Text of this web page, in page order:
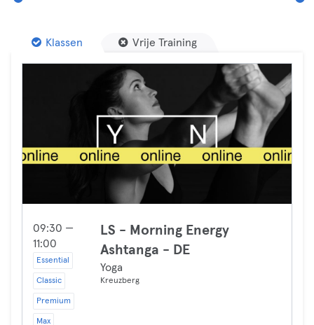
Klassen Vrije Training
09:30 —
11:00
Essential
Classic
Premium
Max
LS - Morning Energy
Ashtanga - DE
Yoga
Kreuzberg